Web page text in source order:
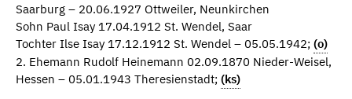
Saarburg – 20.06.1927 Ottweiler, Neunkirchen
Sohn Paul Isay 17.04.1912 St. Wendel, Saar
Tochter Ilse Isay 17.12.1912 St. Wendel – 05.05.1942; (o)
2. Ehemann Rudolf Heinemann 02.09.1870 Nieder-Weisel,
Hessen – 05.01.1943 Theresienstadt; (ks)